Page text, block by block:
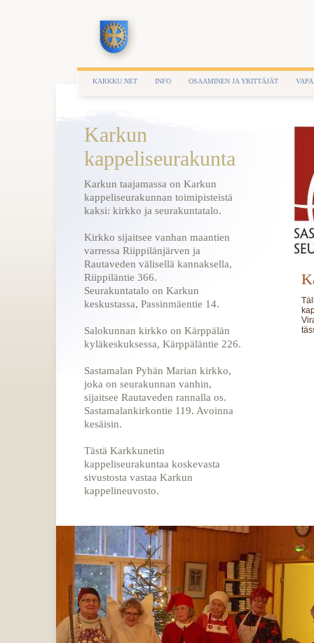
KARKKU.NET INFO OSAAMINEN JA YRITTÄJÄT
Karkun
kappeliseurakunta
Karkun taajamassa on Karkun
kappeliseurakunnan toimipisteistä
kaksi: kirkko ja seurakuntatalo.
Kirkko sijaitsee vanhan maantien
varressa Riippilänjärven ja
Rautaveden välisellä kannaksella,
Riippiläntie 366.
Seurakuntatalo on Karkun
keskustassa, Passinmäentie 14.
Salokunnan kirkko on Kärppälän
kyläkeskuksessa, Kärppäläntie 226.
Sastamalan Pyhän Marian kirkko,
joka on seurakunnan vanhin,
sijaitsee Rautaveden rannalla os.
Sastamalankirkontie 119. Avoinna
kesäisin.
Tästä Karkkunetin
kappeliseurakuntaa koskevasta
sivustosta vastaa Karkun
kappelineuvosto.